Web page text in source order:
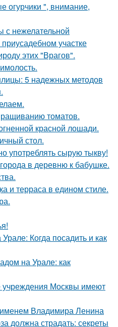
огурчики ", внимание,
нежелательной
участке
этих "Врагов".
5 надежных методов
томатов.
красной лошади.
стол.
употреблять сырую тыкву!
в деревню к бабушке.
и терраса в едином стиле.
Когда посадить и как
на Урале: как
учреждения Москвы имеют
именем Владимира Ленина
должна страдать: секреты